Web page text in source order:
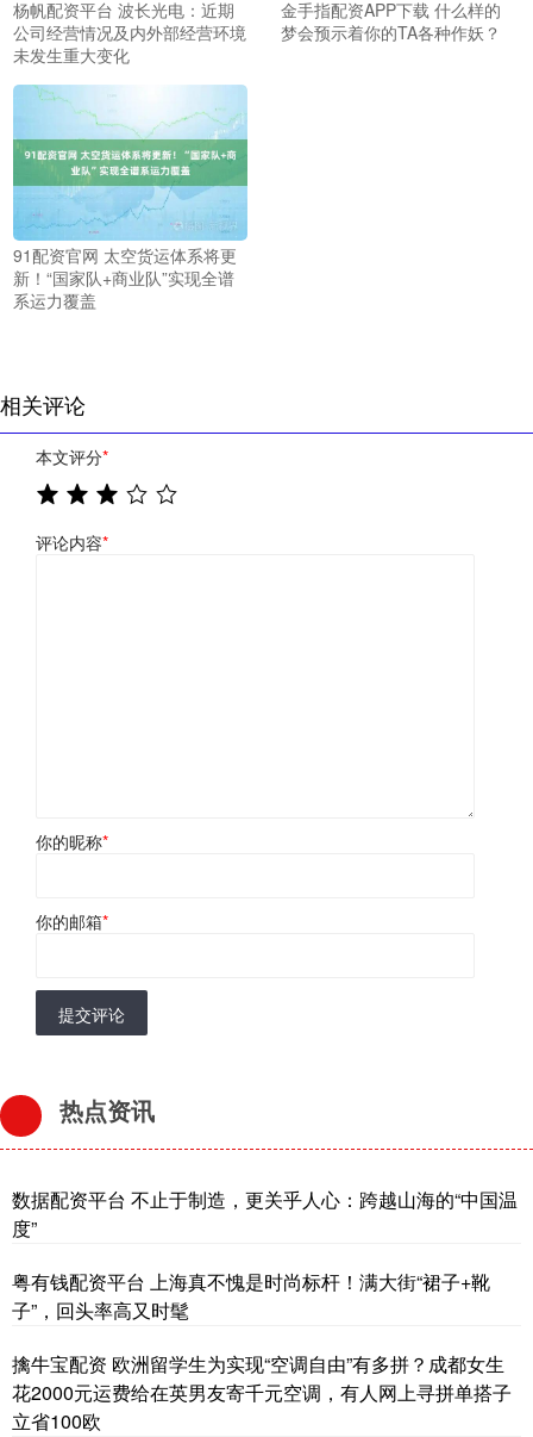
杨帆配资平台 波长光电：近期
公司经营情况及内外部经营环境
未发生重大变化
金手指配资APP下载 什么样的
梦会预示着你的TA各种作妖？
91配资官网 太空货运体系将更
新！“国家队+商业队”实现全谱
系运力覆盖
相关评论
本文评分*
评论内容*
你的昵称*
你的邮箱*
提交评论
热点资讯
数据配资平台 不止于制造，更关乎人心：跨越山海的“中国温
度”
粤有钱配资平台 上海真不愧是时尚标杆！满大街“裙子+靴
子”，回头率高又时髦
擒牛宝配资 欧洲留学生为实现“空调自由”有多拼？成都女生
花2000元运费给在英男友寄千元空调，有人网上寻拼单搭子
立省100欧